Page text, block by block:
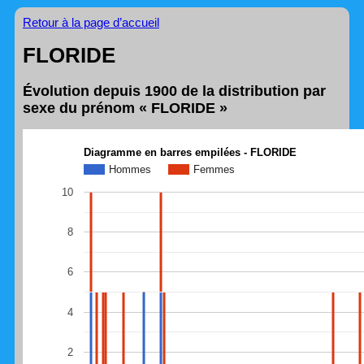
Retour à la page d’accueil
FLORIDE
Évolution depuis 1900 de la distribution par
sexe du prénom « FLORIDE »
Diagramme en barres empilées - FLORIDE
Hommes
Femmes
2
4
6
8
10